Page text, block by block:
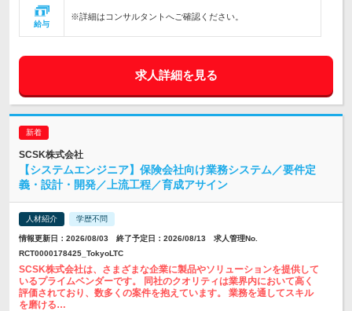
給与
※詳細はコンサルタントへご確認ください。
求人詳細を見る
SCSK株式会社
【システムエンジニア】保険会社向け業務システム／要件定
義・設計・開発／上流工程／育成アサイン
人材紹介 学歴不問
情報更新日：2026/08/03 終了予定日：2026/08/13 求人管理No.
RCT0000178425_TokyoLTC
SCSK株式会社は、さまざまな企業に製品やソリューションを提供して
いるプライムベンダーです。 同社のクオリティは業界内において高く
評価されており、数多くの案件を抱えています。 業務を通してスキル
を磨ける…